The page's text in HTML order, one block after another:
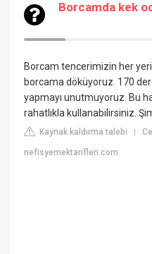
Borcamda kek
Borcam tencerimizin her
borcama döküyoruz. 170
yapmayı unutmuyoruz. Bu
rahatlıkla kullanabilirsiniz.
Kaynak kaldırma talebi |
nefisyemektarifleri.com